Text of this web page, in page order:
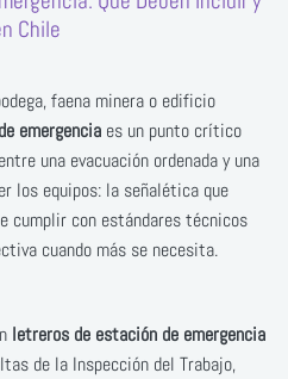
Chile
faena minera o edificio
emergencia es un punto crítico
una evacuación ordenada y una
los equipos: la señalética que
cumplir con estándares técnicos
cuando más se necesita.
letreros de estación de emergencia
de la Inspección del Trabajo,